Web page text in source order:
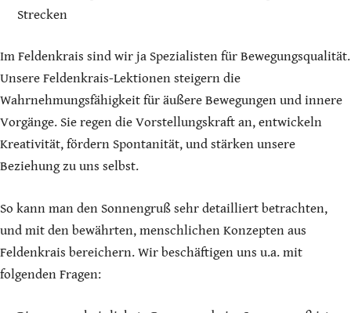
Strecken
Im Feldenkrais sind wir ja Spezialisten für Bewegungsqualität.
Unsere Feldenkrais-Lektionen steigern die
Wahrnehmungsfähigkeit für äußere Bewegungen und innere
Vorgänge. Sie regen die Vorstellungskraft an, entwickeln
Kreativität, fördern Spontanität, und stärken unsere
Beziehung zu uns selbst.
So kann man den Sonnengruß sehr detailliert betrachten,
und mit den bewährten, menschlichen Konzepten aus
Feldenkrais bereichern. Wir beschäftigen uns u.a. mit
folgenden Fragen: